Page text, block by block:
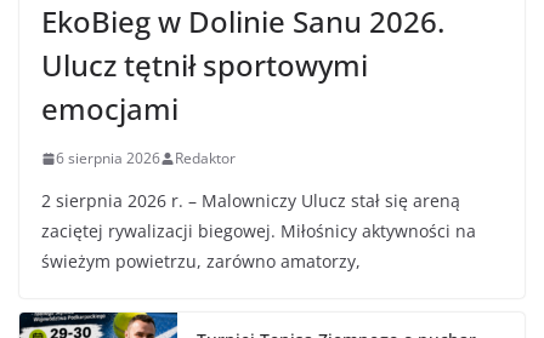
EkoBieg w Dolinie Sanu 2026.
Ulucz tętnił sportowymi
emocjami
6 sierpnia 2026 Redaktor
2 sierpnia 2026 r. – Malowniczy Ulucz stał się areną
zaciętej rywalizacji biegowej. Miłośnicy aktywności na
świeżym powietrzu, zarówno amatorzy,